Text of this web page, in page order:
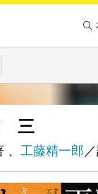
三
、 工藤精一郎